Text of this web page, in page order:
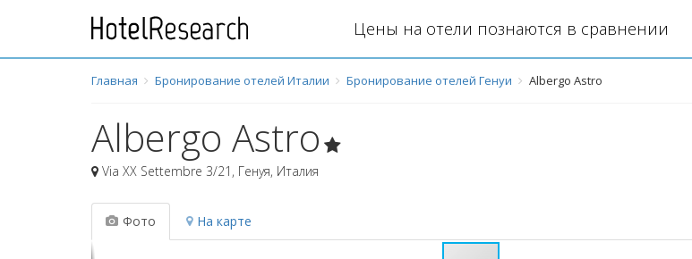
Цены на отели познаются в сравнении
Главная Бронирование отелей Италии Бронирование отелей Генуи Albergo Astro
Albergo Astro
Via XX Settembre 3/21 , Генуя, Италия
Фото На карте